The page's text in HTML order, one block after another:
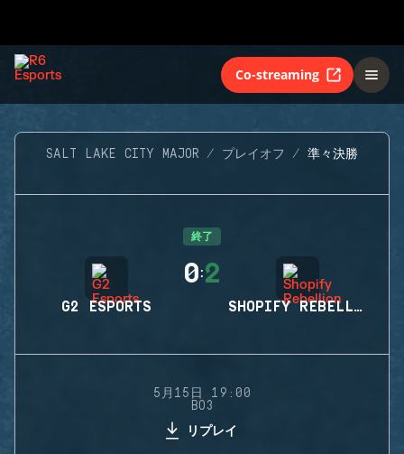
Co-streaming
SALT LAKE CITY MAJOR プレイオフ 準々決勝
終了
G2 ESPORTS
0:2
SHOPIFY REBELLION
5月15日 19:00
BO3
リプレイ